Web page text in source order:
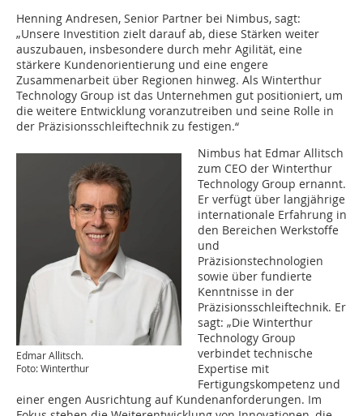
Henning Andresen, Senior Partner bei Nimbus, sagt:
„Unsere Investition zielt darauf ab, diese Stärken weiter
auszubauen, insbesondere durch mehr Agilität, eine
stärkere Kundenorientierung und eine engere
Zusammenarbeit über Regionen hinweg. Als Winterthur
Technology Group ist das Unternehmen gut positioniert, um
die weitere Entwicklung voranzutreiben und seine Rolle in
der Präzisionsschleiftechnik zu festigen.“
Edmar Allitsch.
Foto: Winterthur
Nimbus hat Edmar Allitsch
zum CEO der Winterthur
Technology Group ernannt.
Er verfügt über langjährige
internationale Erfahrung in
den Bereichen Werkstoffe
und
Präzisionstechnologien
sowie über fundierte
Kenntnisse in der
Präzisionsschleiftechnik. Er
sagt: „Die Winterthur
Technology Group
verbindet technische
Expertise mit
Fertigungskompetenz und
einer engen Ausrichtung auf Kundenanforderungen. Im